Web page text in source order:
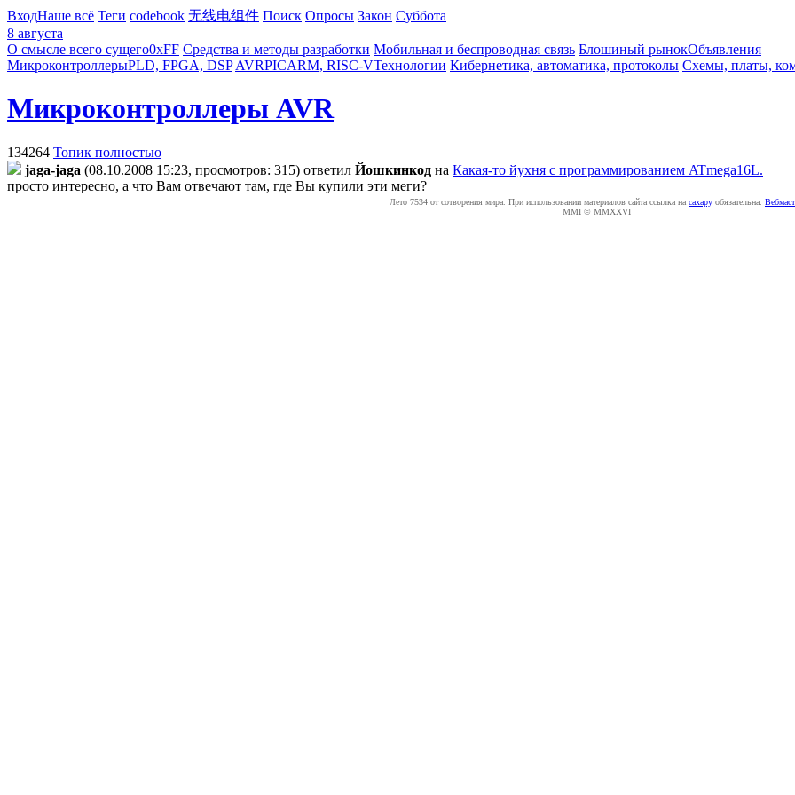
ВходНаше всё Теги codebook 无线电组件 Поиск Опросы Закон Суббота
8 августа
О смысле всего сущего0xFF Средства и методы разработки Мобильная и беспроводная связь Блошиный рынокОбъявления
МикроконтроллерыPLD, FPGA, DSP AVRPICARM, RISC-VТехнологии Кибернетика, автоматика, протоколы Схемы, платы,
Микроконтроллеры AVR
134264 Топик полностью
jaga-jaga (08.10.2008 15:23, просмотров: 315) ответил Йошкинкод на Какая-то йухня с программированием ATmega16L.
просто интересно, а что Вам отвечают там, где Вы купили эти меги?
Лето 7534 от сотворения мира. При использовании материалов сайта ссылка на caxapу обязательна.
MMI © MMXXVI